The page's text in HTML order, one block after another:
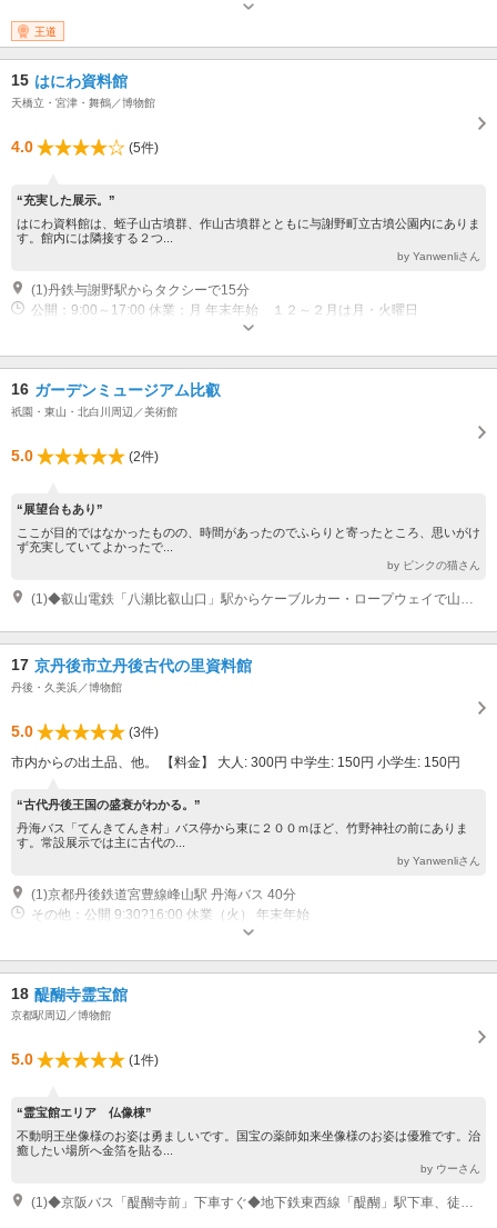
王道
15 はにわ資料館
天橋立・宮津・舞鶴／博物館
4.0 (5件)
“充実した展示。”
はにわ資料館は、蛭子山古墳群、作山古墳群とともに与謝野町立古墳公園内にありま
す。館内には隣接する２つ...
by Yanwenliさん
(1)丹鉄与謝野駅からタクシーで15分
公開：9:00～17:00 休業：月 年末年始 １２～２月は月・火曜日
16 ガーデンミュージアム比叡
祇園・東山・北白川周辺／美術館
5.0 (2件)
“展望台もあり”
ここが目的ではなかったものの、時間があったのでふらりと寄ったところ、思いがけ
ず充実していてよかったで...
by ピンクの猫さん
17 京丹後市立丹後古代の里資料館
丹後・久美浜／博物館
5.0
(3件)
市内からの出土品、他。 【料金】 大人: 300円 中学生: 150円 小学生: 150円
“古代丹後王国の盛衰がわかる。”
丹海バス「てんきてんき村」バス停から東に２００ｍほど、竹野神社の前にありま
す。常設展示では主に古代の...
by Yanwenliさん
(1)京都丹後鉄道宮豊線峰山駅 丹海バス 40分
その他：公開 9:30?16:00 休業（火） 年末年始
18 醍醐寺霊宝館
京都駅周辺／博物館
5.0 (1件)
“霊宝館エリア 仏像棟”
不動明王坐像様のお姿は勇ましいです。国宝の薬師如来坐像様のお姿は優雅です。治
癒したい場所へ金箔を貼る...
by ウーさん
(1)◆京阪バス「醍醐寺前」下車すぐ◆地下鉄東西線「醍醐」駅下車、徒歩10分